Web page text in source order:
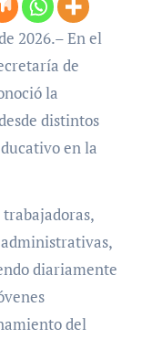
de
la
distintos
en la
trabajadoras,
diariamente
del